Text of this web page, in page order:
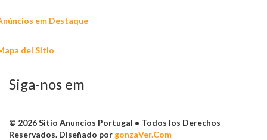
em Destaque
del Sitio
Siga-nos em
© 2026 Sitio Anuncios Portugal • Todos los Derechos
Reservados. Diseñado por gonzaVer.Com